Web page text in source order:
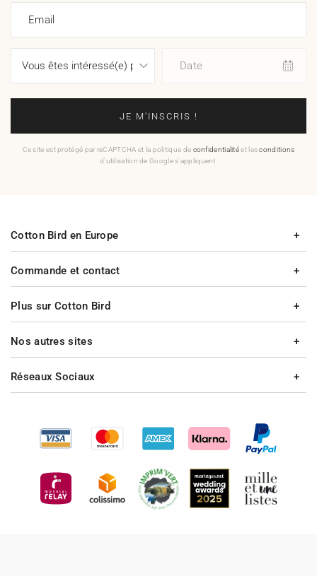
Email
Date
JE M'INSCRIS !
Ce site est protégé par reCAPTCHA et la politique de confidentialitéet lesconditions
d'utilisation de Google s'appliquent.
Commande et contact
Plus sur Cotton Bird
Cotton Bird en Europe
Nos autres sites
Réseaux Sociaux